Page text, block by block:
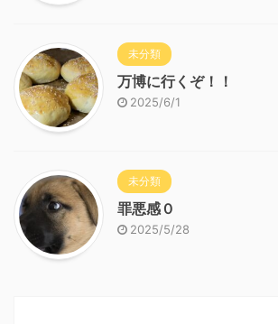
未分類
万博に行くぞ！！
2025/6/1
未分類
罪悪感０
2025/5/28